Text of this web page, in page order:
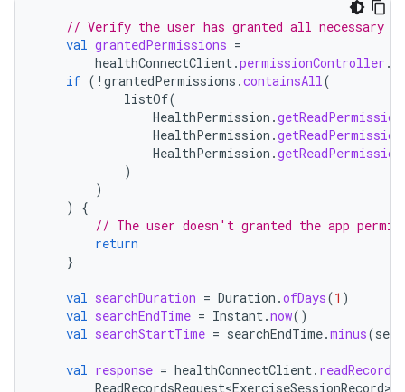
// Verify the user has granted all necessary
val grantedPermissions =
healthConnectClient.permissionController .
if ( ! grantedPermissions .containsAll(
listOf(
HealthPermission .getReadPermission
HealthPermission .getReadPermission
HealthPermission .getReadPermission
)
)
)
{
// The user doesn't granted the app
return
}
val searchDuration = Duration .ofDays(1 )
val searchEndTime = Instant.now()
val searchStartTime = searchEndTime.minus(
val response = healthConnectClient. readRecords
ReadRecordsRequest<ExerciseSessionRecord>